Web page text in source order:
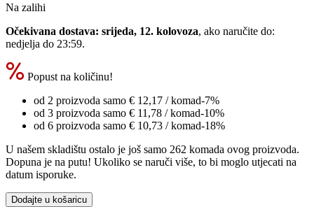
Na zalihi
Očekivana dostava: srijeda, 12. kolovoza, ako naručite do:
nedjelja do 23:59.
Popust na količinu!
od 2 proizvoda samo € 12,17 / komad-7%
od 3 proizvoda samo € 11,78 / komad-10%
od 6 proizvoda samo € 10,73 / komad-18%
U našem skladištu ostalo je još samo 262 komada ovog proizvoda.
Dopuna je na putu! Ukoliko se naruči više, to bi moglo utjecati na
datum isporuke.
Dodajte u košaricu